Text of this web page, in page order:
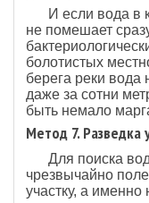
И если вода в
не помешает
болотистых
берега реки вода
даже за сотни
быть немало
Метод 7. Разведка
Для поиска
чрезвычайно
участку, а именно